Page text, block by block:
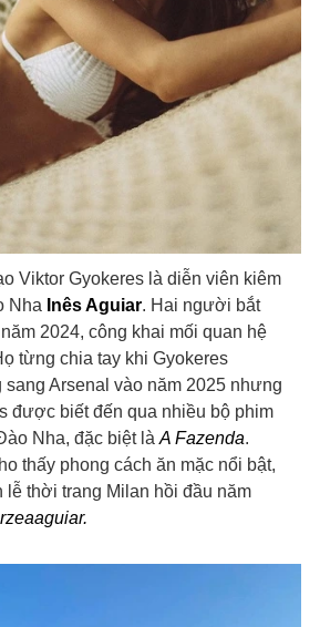
Viktor Gyokeres là diễn viên kiêm
Nha Inês Aguiar. Hai người bắt
2024, công khai mối quan hệ
từng chia tay khi Gyokeres
Arsenal vào năm 2025 nhưng
được biết đến qua nhiều bộ phim
Nha, đặc biệt làA Fazenda.
thấy phong cách ăn mặc nổi bật,
lễ thời trang Milan hồi đầu năm